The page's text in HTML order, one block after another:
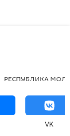
РЕСПУБЛИКА
VK